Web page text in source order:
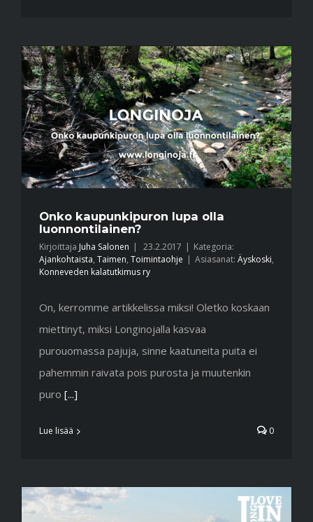
Onko kaupunkipuron lupa olla
luonnontilainen?
Kirjoittaja Juha Salonen | 23.2.2017 | Kategoria:
Ajankohtaista, Taimen, Toimintaohje | Asiasanat: Äyskoski,
Konneveden kalatutkimus ry
On, kerromme artikkelissa miksi! Oletko koskaan
miettinyt, miksi Longinojalla kasvaa
purouomassa pajuja, sinne kaatuneita puita ei
pahemmin raivata pois purosta ja muutenkin
puro [...]
Lue lisää 0